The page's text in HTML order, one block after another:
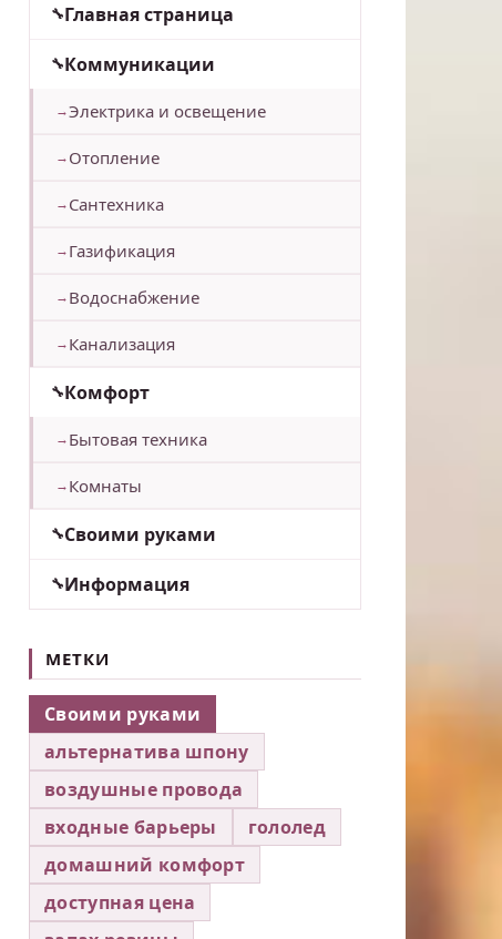
Главная страница
Коммуникации
Электрика и освещение
Отопление
Сантехника
Газификация
Водоснабжение
Канализация
Комфорт
Бытовая техника
Комнаты
Своими руками
Информация
МЕТКИ
Своими руками
альтернатива шпону
воздушные провода
входные барьеры
гололед
домашний комфорт
доступная цена